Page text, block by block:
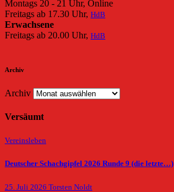
Montags 20 - 21 Uhr, Online
Freitags ab 17.30 Uhr, HdB
Erwachsene
Freitags ab 20.00 Uhr, HdB
Archiv
Archiv
Versäumt
Vereinsleben
Deutscher Schachgipfel 2026 Runde 9 (die letzte…)
25. Juli 2026 Torsten Noldt